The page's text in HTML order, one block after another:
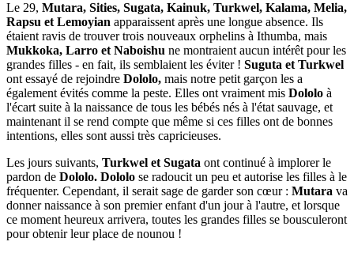
Le 29, Mutara, Sities, Sugata, Kainuk, Turkwel, Kalama, Melia,
Rapsu et Lemoyian apparaissent après une longue absence. Ils
étaient ravis de trouver trois nouveaux orphelins à Ithumba, mais
Mukkoka, Larro et Naboishu ne montraient aucun intérêt pour les
grandes filles - en fait, ils semblaient les éviter ! Suguta et Turkwel
ont essayé de rejoindre Dololo, mais notre petit garçon les a
également évités comme la peste. Elles ont vraiment mis Dololo à
l'écart suite à la naissance de tous les bébés nés à l'état sauvage, et
maintenant il se rend compte que même si ces filles ont de bonnes
intentions, elles sont aussi très capricieuses.
Les jours suivants, Turkwel et Sugata ont continué à implorer le
pardon de Dololo. Dololo se radoucit un peu et autorise les filles à le
fréquenter. Cependant, il serait sage de garder son cœur : Mutara va
donner naissance à son premier enfant d'un jour à l'autre, et lorsque
ce moment heureux arrivera, toutes les grandes filles se bousculeront
pour obtenir leur place de nounou !